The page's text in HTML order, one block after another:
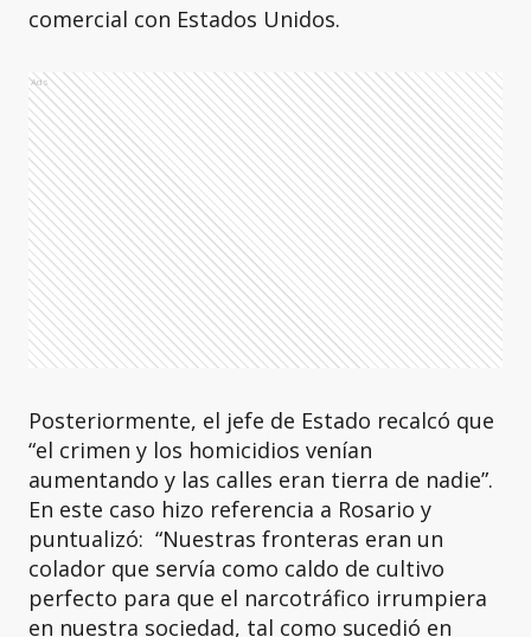
comercial con Estados Unidos.
Ads
Posteriormente, el jefe de Estado recalcó que
“el crimen y los homicidios venían
aumentando y las calles eran tierra de nadie”.
En este caso hizo referencia a Rosario y
puntualizó: “Nuestras fronteras eran un
colador que servía como caldo de cultivo
perfecto para que el narcotráfico irrumpiera
en nuestra sociedad, tal como sucedió en